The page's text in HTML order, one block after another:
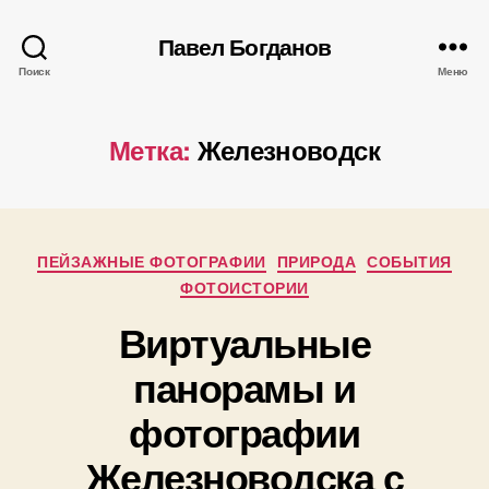
Поиск
Павел Богданов
Меню
Метка: Железноводск
Рубрики
ПЕЙЗАЖНЫЕ ФОТОГРАФИИ ПРИРОДА СОБЫТИЯ
ФОТОИСТОРИИ
Виртуальные
панорамы и
фотографии
Железноводска с
А
т
о